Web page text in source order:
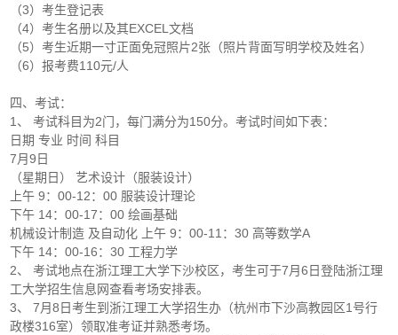
（3）考生登记表
（4）考生名册以及其EXCEL文档
（5）考生近期一寸正面免冠照片2张（照片背面写明学校及姓名）
（6）报考费110元/人
四、考试：
1、 考试科目为2门，每门满分为150分。考试时间如下表：
日期 专业 时间 科目
7月9日
（星期日） 艺术设计（服装设计）
上午 9：00-12：00 服装设计理论
下午 14：00-17：00 绘画基础
机械设计制造 及自动化 上午 9：00-11：30 高等数学A
下午 14：00-16：30 工程力学
2、 考试地点在浙江理工大学下沙校区，考生可于7月6日登陆浙江理
工大学招生信息网查看考场安排表。
3、 7月8日考生到浙江理工大学招生办（杭州市下沙高教园区1号行
政楼316室）领取准考证并熟悉考场。